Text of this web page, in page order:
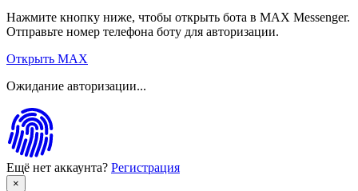
Нажмите кнопку ниже, чтобы открыть бота в MAX Messenger.
Отправьте номер телефона боту для авторизации.
Открыть MAX
Ожидание авторизации...
Ещё нет аккаунта? Регистрация
×